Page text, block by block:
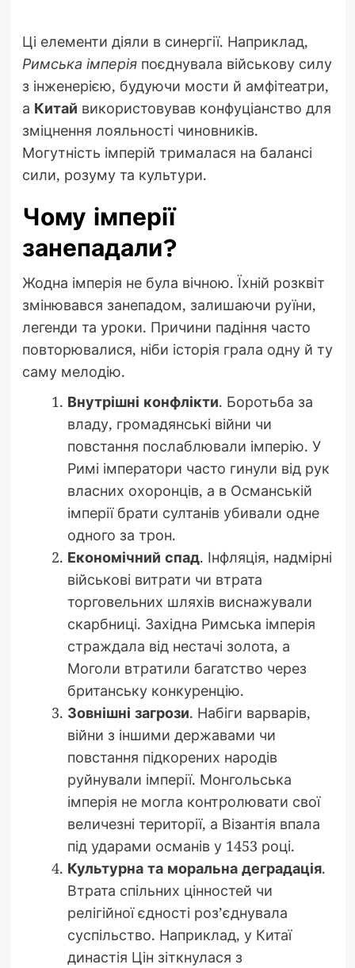
Ці елементи діяли в синергії. Наприклад,
Римська імперіяпоєднувала військову силу
з інженерією, будуючи мости й амфітеатри,
а Китай використовував конфуціанство для
зміцнення лояльності чиновників.
Могутність імперій трималася на балансі
сили, розуму та культури.
Чому імперії
занепадали?
Жодна імперія не була вічною. Їхній розквіт
змінювався занепадом, залишаючи руїни,
легенди та уроки. Причини падіння часто
повторювалися, ніби історія грала одну й ту
саму мелодію.
Внутрішні конфлікти. Боротьба за
владу, громадянські війни чи
повстання послаблювали імперію. У
Римі імператори часто гинули від рук
власних охоронців, а в Османській
імперії брати султанів убивали одне
одного за трон.
Економічний спад. Інфляція, надмірні
військові витрати чи втрата
торговельних шляхів виснажували
скарбниці. Західна Римська імперія
страждала від нестачі золота, а
Моголи втратили багатство через
британську конкуренцію.
Зовнішні загрози. Набіги варварів,
війни з іншими державами чи
повстання підкорених народів
руйнували імперії. Монгольська
імперія не могла контролювати свої
величезні території, а Візантія впала
під ударами османів у 1453 році.
Культурна та моральна деградація.
Втрата спільних цінностей чи
релігійної єдності роз’єднувала
суспільство. Наприклад, у Китаї
династія Цін зіткнулася з